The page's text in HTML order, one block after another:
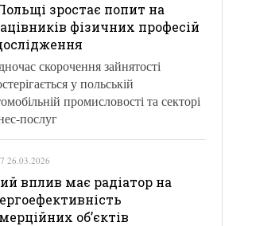
зростає попит на
фізичних професій
скорочення зайнятості
у польській
промисловості та секторі
послуг
26.03.2026
вплив має радіатор на
об’єктів